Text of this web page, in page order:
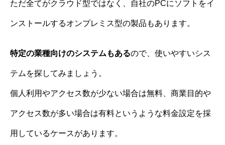
ただ全てがクラウド型ではなく、自社のPCにソフトをイ
ンストールするオンプレミス型の製品もあります。
特定の業種向けのシステムもあるので、使いやすいシス
テムを探してみましょう。
個人利用やアクセス数が少ない場合は無料、商業目的や
アクセス数が多い場合は有料というような料金設定を採
用しているケースがあります。